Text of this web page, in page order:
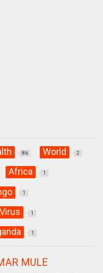
86 World 2
Africa 1
1
1
1
MULE